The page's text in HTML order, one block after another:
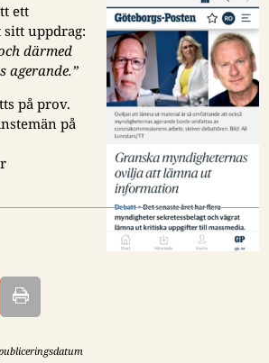
ett
uppdrag:
därmed
på prov.
på